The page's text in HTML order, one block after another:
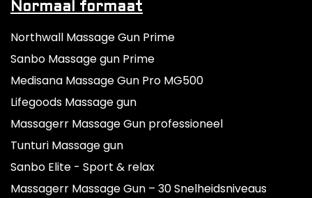
Normaal formaat
Northwall Massage Gun Prime
Sanbo Massage gun Prime
Medisana Massage Gun Pro MG500
Lifegoods Massage gun
Massagerr Massage Gun professioneel
Tunturi Massage gun
Sanbo Elite - Sport & relax
Massagerr Massage Gun – 30 Snelheidsniveaus